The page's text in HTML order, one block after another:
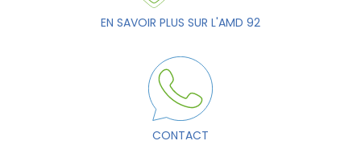
EN SAVOIR PLUS SUR L'AMD 92
CONTACT